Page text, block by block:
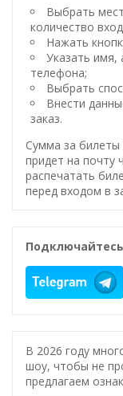
Выбрать
количество
Нажать
Указать имя,
телефона;
Выбрать
Внести
заказ.
Сумма за билеты
придет на почту
распечатать
перед входом в
В 2026 году
шоу, чтобы не
предлагаем